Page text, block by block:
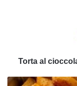
Torta al
Patate